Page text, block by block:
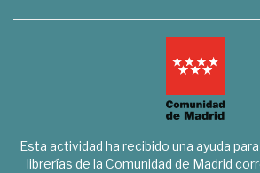
Esta actividad ha recibido una ayuda
librerías de la Comunidad de Madrid